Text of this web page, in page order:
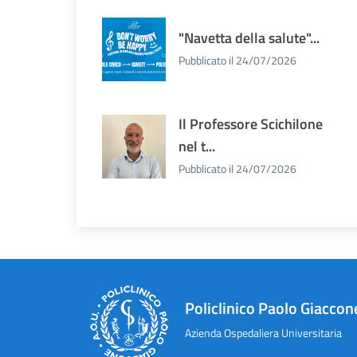
"Navetta della salute"...
Pubblicato il 24/07/2026
Il Professore Scichilone
nel t...
Pubblicato il 24/07/2026
Policlinico Paolo
Azienda Ospedaliera Universitaria